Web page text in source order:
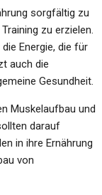
sorgfältig zu
zu erzielen.
Energie, die für
auch die
Gesundheit.
Muskelaufbau und
darauf
in ihre Ernährung
von